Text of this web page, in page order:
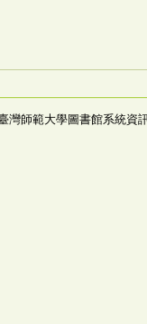
灣師範大學圖書館系統資